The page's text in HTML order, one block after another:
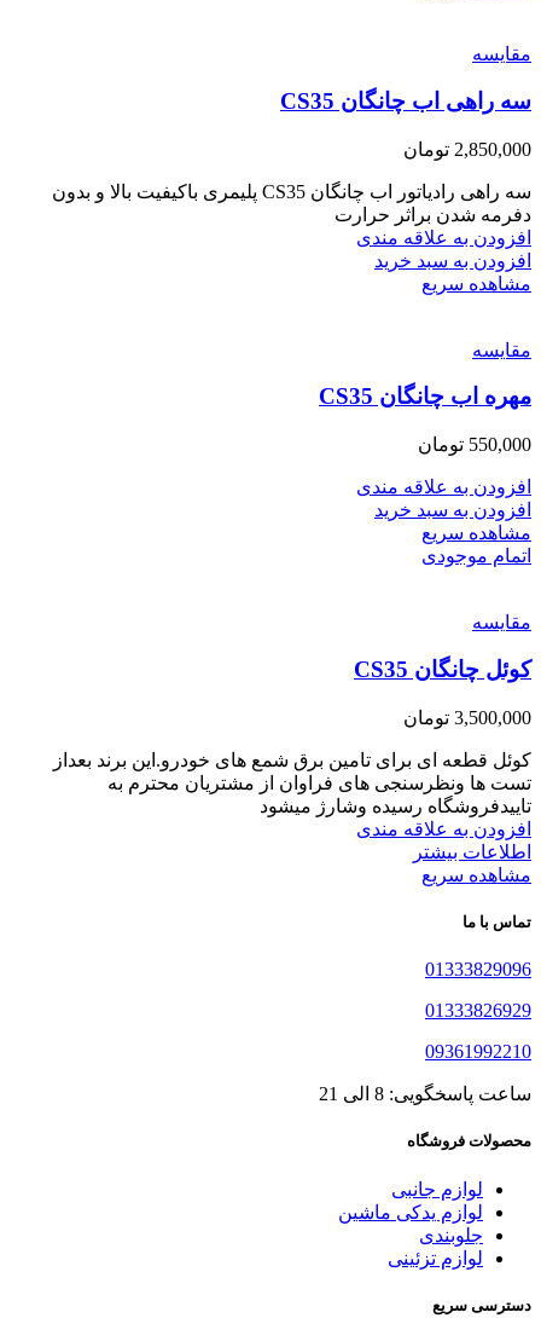
مقایسه
سه راهی اب چانگان CS35
2,850,000 تومان
سه راهی رادیاتور اب چانگان CS35 پلیمری باکیفیت بالا و بدون
دفرمه شدن براثر حرارت
افزودن به علاقه مندی
افزودن به سبد خرید
مشاهده سریع
مقایسه
مهره اب چانگان CS35
550,000 تومان
افزودن به علاقه مندی
افزودن به سبد خرید
مشاهده سریع
اتمام موجودی
مقایسه
کوئل چانگان CS35
3,500,000 تومان
کوئل قطعه ای برای تامین برق شمع های خودرو.این برند بعداز
تست ها ونظرسنجی های فراوان از مشتریان محترم به
تاییدفروشگاه رسیده وشارژ میشود
افزودن به علاقه مندی
اطلاعات بیشتر
مشاهده سریع
تماس با ما
01333829096
01333826929
09361992210
ساعت پاسخگویی: 8 الی 21
محصولات فروشگاه
لوازم جانبی
لوازم یدکی ماشین
جلوبندی
لوازم تزئینی
دسترسی سریع